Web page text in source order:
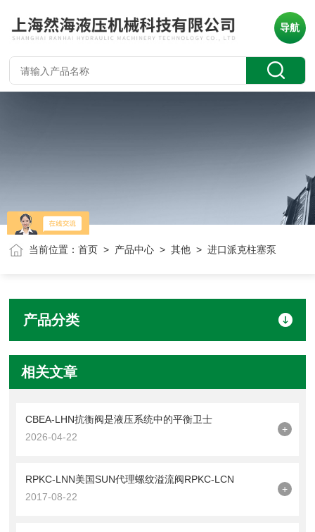
导航
当前位置：首页 > 产品中心 >其他 > 进口派克柱塞泵
产品分类
相关文章
CBEA-LHN抗衡阀是液压系统中的平衡卫士
2026-04-22
+
RPKC-LNN美国SUN代理螺纹溢流阀RPKC-LCN
2017-08-22
+